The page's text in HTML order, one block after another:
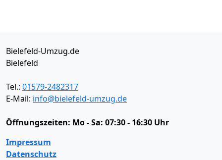
Bielefeld-Umzug.de
Bielefeld
Tel.: 01579-2482317
E-Mail: info@bielefeld-umzug.de
Öffnungszeiten: Mo - Sa: 07:30 - 16:30 Uhr
Impressum
Datenschutz